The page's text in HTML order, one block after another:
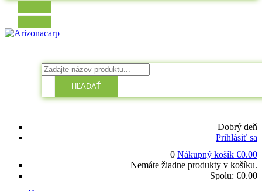
HĽADAŤ
Dobrý deň
Prihlásiť sa
0 Nákupný košík €0.00
Nemáte žiadne produkty v košíku.
Spolu: €0.00